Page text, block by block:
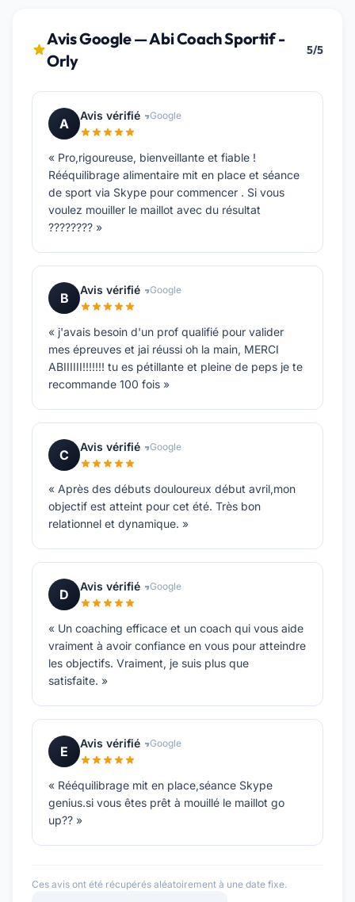
Avis Google — Abi Coach Sportif -
Orly
5/5
A
Avis vérifié Google
« Pro,rigoureuse, bienveillante et fiable !
Rééquilibrage alimentaire mit en place et séance
de sport via Skype pour commencer . Si vous
voulez mouiller le maillot avec du résultat
???????? »
B
Avis vérifié Google
« j'avais besoin d'un prof qualifié pour valider
mes épreuves et jai réussi oh la main, MERCI
ABIIIIII!!!!!!! tu es pétillante et pleine de peps je te
recommande 100 fois »
C
Avis vérifié Google
« Après des débuts douloureux début avril,mon
objectif est atteint pour cet été. Très bon
relationnel et dynamique. »
D
Avis vérifié Google
« Un coaching efficace et un coach qui vous aide
vraiment à avoir confiance en vous pour atteindre
les objectifs. Vraiment, je suis plus que
satisfaite. »
E
Avis vérifié Google
« Rééquilibrage mit en place,séance Skype
genius.si vous êtes prêt à mouillé le maillot go
up?? »
Ces avis ont été récupérés aléatoirement à une date fixe.